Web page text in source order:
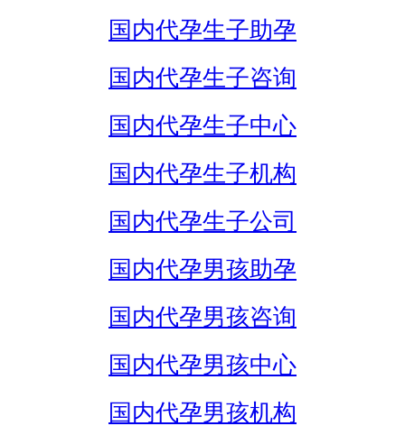
国内代孕生子助孕
国内代孕生子咨询
国内代孕生子中心
国内代孕生子机构
国内代孕生子公司
国内代孕男孩助孕
国内代孕男孩咨询
国内代孕男孩中心
国内代孕男孩机构